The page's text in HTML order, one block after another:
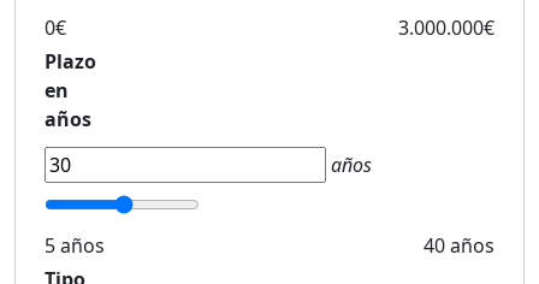
0€
3.000.000€
Plazo
en
años
años
5 años
40 años
Tipo